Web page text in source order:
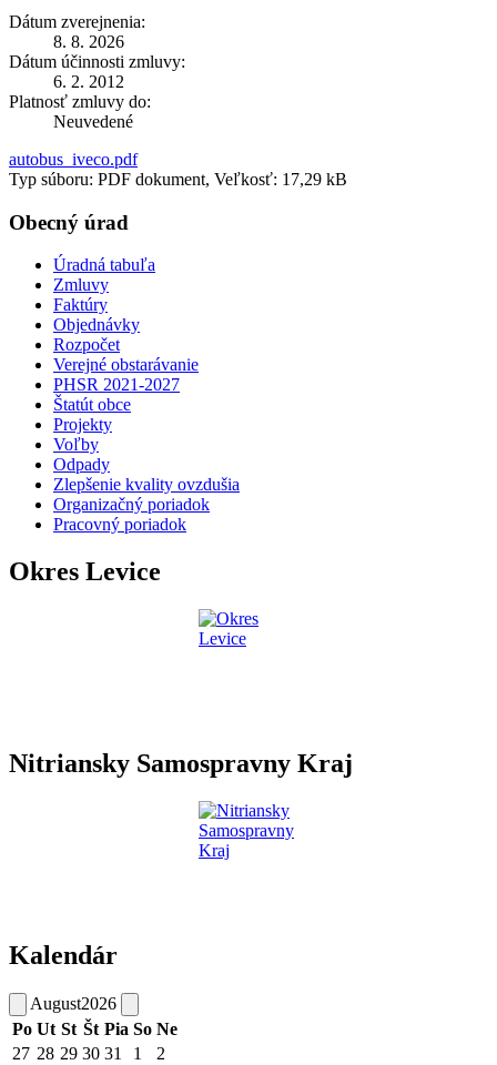
Dátum zverejnenia:
8. 8. 2026
Dátum účinnosti zmluvy:
6. 2. 2012
Platnosť zmluvy do:
Neuvedené
autobus_iveco.pdf
Typ súboru: PDF dokument, Veľkosť: 17,29 kB
Obecný úrad
Úradná tabuľa
Zmluvy
Faktúry
Objednávky
Rozpočet
Verejné obstarávanie
PHSR 2021-2027
Štatút obce
Projekty
Voľby
Odpady
Zlepšenie kvality ovzdušia
Organizačný poriadok
Pracovný poriadok
Okres Levice
Nitriansky Samospravny Kraj
Kalendár
August2026
Po Ut St Št Pia So Ne
27 28 29 30 31 1
2